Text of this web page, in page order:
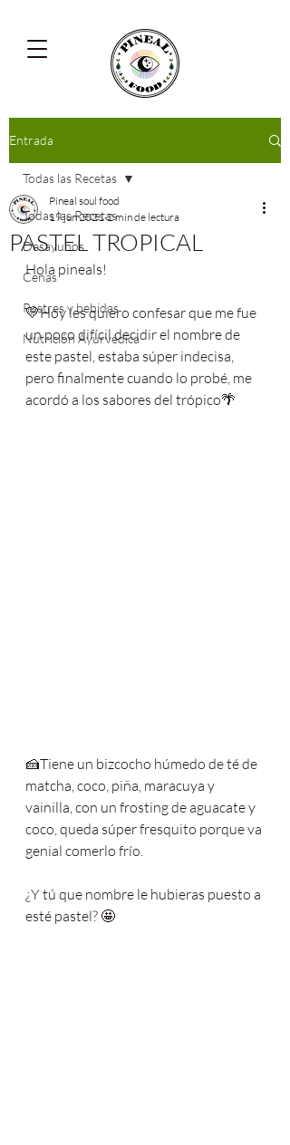
Entrada
Todas las Recetas
Desayunos
Cenas
Postres y bebidas
Nutrición Ayurvédica
Todas las Recetas
PASTEL TROPICAL
Pineal soul food
19 jun 2021 2 min de lectura
Hola pineals!
💛Hoy les quiero confesar que me fue
un poco difícil decidir el nombre de
este pastel, estaba súper indecisa,
pero finalmente cuando lo probé, me
acordó a los sabores del trópico🌴
🍰Tiene un bizcocho húmedo de té de
matcha, coco, piña, maracuya y
vainilla, con un frosting de aguacate y
coco, queda súper fresquito porque va
genial comerlo frío.
¿Y tú que nombre le hubieras puesto a
esté pastel? 🤩